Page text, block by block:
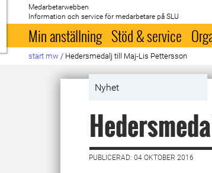
Till startsida
Medarbetarwebben
Information och service för medarbetare på SLU
Min anställning Stöd & service
start mw / Hedersmedalj till Maj-Lis Pettersson
Nyhet
PUBLICERAD: 04 OKTOBER 2016